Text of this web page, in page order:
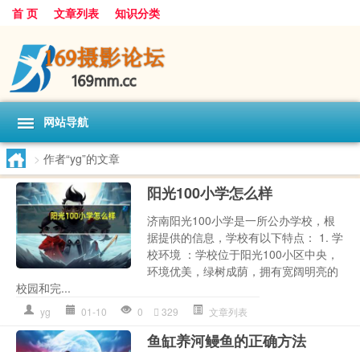
首 页 文章列表 知识分类
网站导航
> 作者“yg”的文章
阳光100小学怎么样
济南阳光100小学是一所公办学校，根
据提供的信息，学校有以下特点： 1. 学
校环境 ：学校位于阳光100小区中央，
环境优美，绿树成荫，拥有宽阔明亮的
校园和完...
yg 01-10 0 329 文章列表
鱼缸养河鳗鱼的正确方法